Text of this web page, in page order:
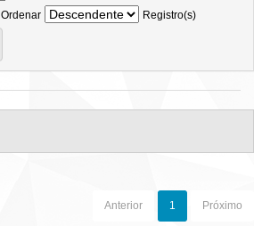
Ordenar
Registro(s)
Anterior 1 Próximo